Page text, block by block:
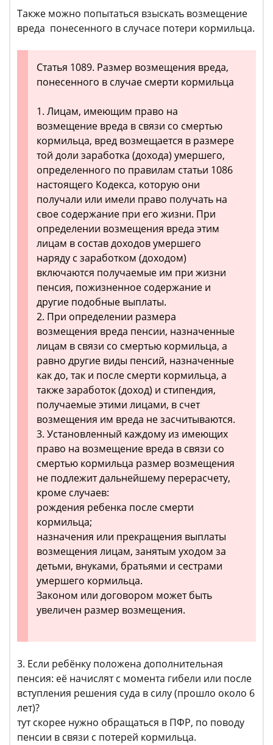
Также можно попытаться взыскать возмещение
вреда понесенного в случасе потери кормильца.
Статья 1089. Размер возмещения вреда,
понесенного в случае смерти кормильца
1. Лицам, имеющим право на
возмещение вреда в связи со смертью
кормильца, вред возмещается в размере
той доли заработка (дохода) умершего,
определенного по правилам статьи 1086
настоящего Кодекса, которую они
получали или имели право получать на
свое содержание при его жизни. При
определении возмещения вреда этим
лицам в состав доходов умершего
наряду с заработком (доходом)
включаются получаемые им при жизни
пенсия, пожизненное содержание и
другие подобные выплаты.
2. При определении размера
возмещения вреда пенсии, назначенные
лицам в связи со смертью кормильца, а
равно другие виды пенсий, назначенные
как до, так и после смерти кормильца, а
также заработок (доход) и стипендия,
получаемые этими лицами, в счет
возмещения им вреда не засчитываются.
3. Установленный каждому из имеющих
право на возмещение вреда в связи со
смертью кормильца размер возмещения
не подлежит дальнейшему перерасчету,
кроме случаев:
рождения ребенка после смерти
кормильца;
назначения или прекращения выплаты
возмещения лицам, занятым уходом за
детьми, внуками, братьями и сестрами
умершего кормильца.
Законом или договором может быть
увеличен размер возмещения.
3. Если ребёнку положена дополнительная
пенсия: её начислят с момента гибели или после
вступления решения суда в силу (прошло около 6
лет)?
тут скорее нужно обращаться в ПФР, по поводу
пенсии в связи с потерей кормильца.